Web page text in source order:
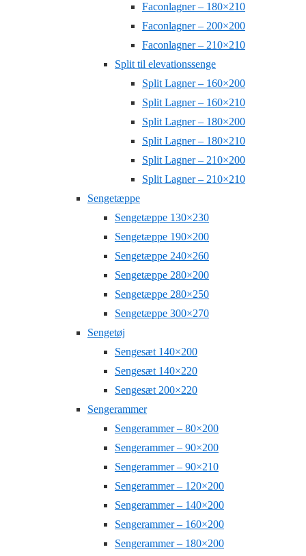
Faconlagner – 180×210
Faconlagner – 200×200
Faconlagner – 210×210
Split til elevationssenge
Split Lagner – 160×200
Split Lagner – 160×210
Split Lagner – 180×200
Split Lagner – 180×210
Split Lagner – 210×200
Split Lagner – 210×210
Sengetæppe
Sengetæppe 130×230
Sengetæppe 190×200
Sengetæppe 240×260
Sengetæppe 280×200
Sengetæppe 280×250
Sengetæppe 300×270
Sengetøj
Sengesæt 140×200
Sengesæt 140×220
Sengesæt 200×220
Sengerammer
Sengerammer – 80×200
Sengerammer – 90×200
Sengerammer – 90×210
Sengerammer – 120×200
Sengerammer – 140×200
Sengerammer – 160×200
Sengerammer – 180×200